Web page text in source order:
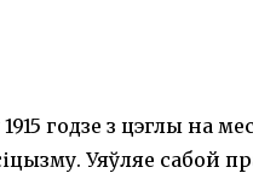
годзе з цэглы на
Уяўляе сабой